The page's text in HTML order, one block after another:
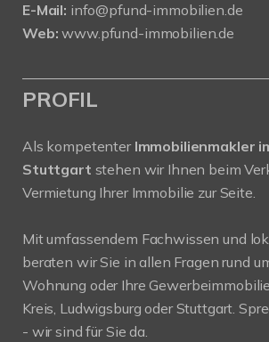
E-Mail: info@pfund-immobilien.de
Web: www.pfund-immobilien.de
PROFIL
Als kompetenter Immobilienmakler
Stuttgart stehen wir Ihnen beim
Vermietung Ihrer Immobilie zur Seite.
Mit umfassendem Fachwissen und
beraten wir Sie in allen Fragen rund
Wohnung oder Ihre
Kreis, Ludwigsburg oder Stuttgart.
- wir sind für Sie da.